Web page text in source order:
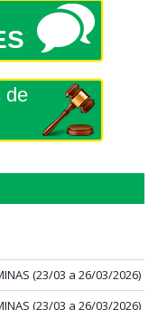
de
(23/03 a 26/03/2026)
(23/03 a 26/03/2026)